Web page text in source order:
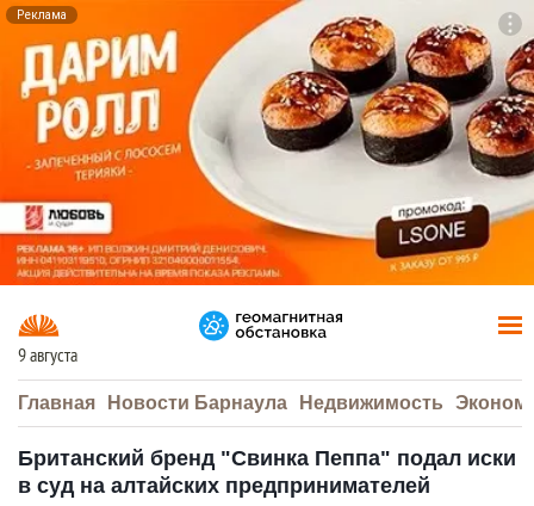
Реклама
9 августа
Главная Новости Барнаула Недвижимость
Британский бренд "Свинка Пеппа" подал иски
в суд на алтайских предпринимателей